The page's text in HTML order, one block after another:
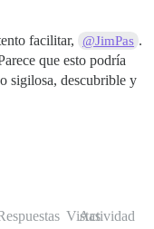
facilitar, @JimPas .
que esto podría
sigilosa, descubrible y
Vistas
Actividad